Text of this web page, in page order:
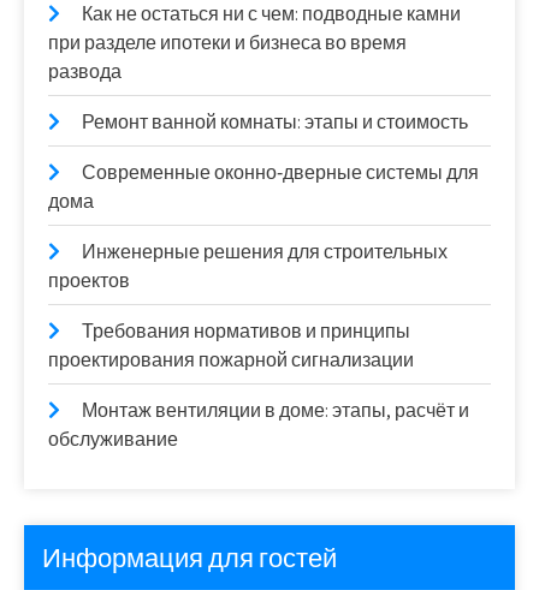
Как не остаться ни с чем: подводные камни
при разделе ипотеки и бизнеса во время
развода
Ремонт ванной комнаты: этапы и стоимость
Современные оконно‑дверные системы для
дома
Инженерные решения для строительных
проектов
Требования нормативов и принципы
проектирования пожарной сигнализации
Монтаж вентиляции в доме: этапы, расчёт и
обслуживание
Информация для гостей